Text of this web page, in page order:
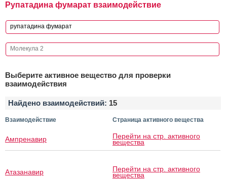
Рупатадина фумарат взаимодействие
Выберите активное вещество для проверки
взаимодействия
Найдено взаимодействий: 15
Взаимодействие Страница активного вещества
Ампренавир Перейти на стр. активного
вещества
Атазанавир Перейти на стр. активного
вещества